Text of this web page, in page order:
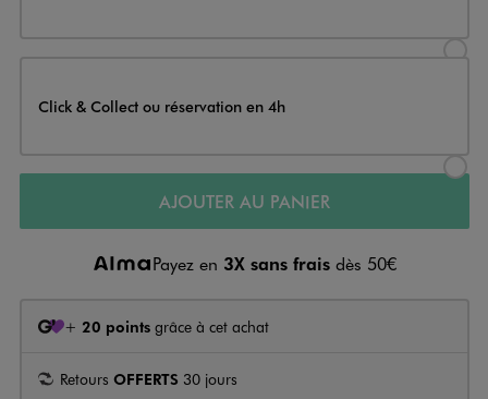
Click & Collect ou réservation en 4h
AJOUTER AU PANIER
Payez en 3X sans frais dès 50€
+ 20 points grâce à cet achat
Retours OFFERTS 30 jours